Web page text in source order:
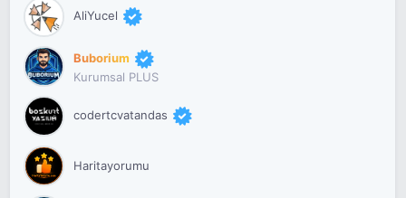
AliYucel
Buborium
Kurumsal PLUS
codertcvatandas
Haritayorumu